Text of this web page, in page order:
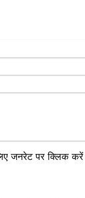
जनरेट पर क्लिक